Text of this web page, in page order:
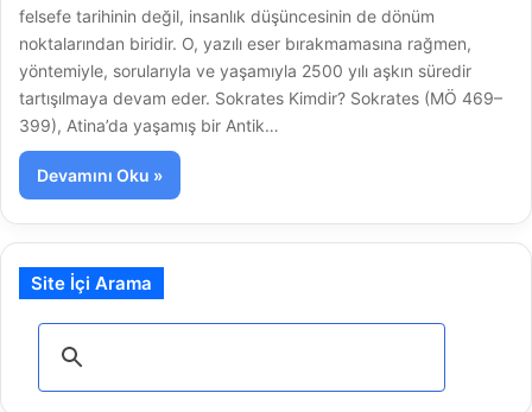
felsefe tarihinin değil, insanlık düşüncesinin de dönüm
noktalarından biridir. O, yazılı eser bırakmamasına rağmen,
yöntemiyle, sorularıyla ve yaşamıyla 2500 yılı aşkın süredir
tartışılmaya devam eder. Sokrates Kimdir? Sokrates (MÖ 469–
399), Atina’da yaşamış bir Antik…
Devamını Oku »
Site İçi Arama